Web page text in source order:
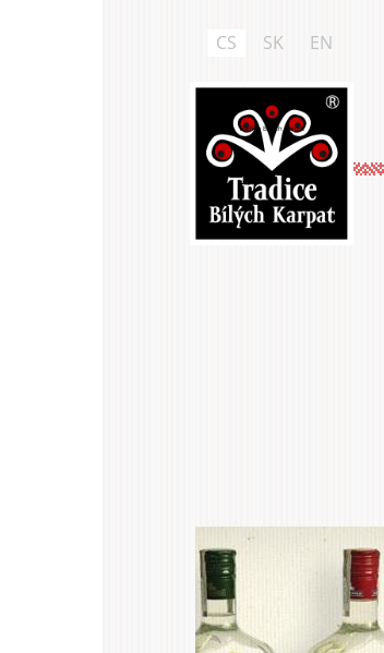
Tradice Bílých Karpat
CS SK EN
Hlavní
záložky
.